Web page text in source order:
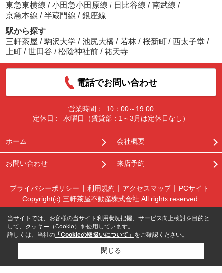
東急東横線 / 小田急小田原線 / 日比谷線 / 南武線 /
京急本線 / 半蔵門線 / 銀座線
駅から探す
三軒茶屋 / 駒沢大学 / 池尻大橋 / 若林 / 桜新町 / 西太子堂 /
上町 / 世田谷 / 松陰神社前 / 祐天寺
電話でお問い合わせ
営業時間：
10：00～19:00
定休日：
水曜日（賃貸部：1～3月は定休日なし）
ホーム 会社概要
お問い合わせ 来店予約
プライバシーポリシー 利用規約 アクセスマップ
PCサイト
Copyright(c) 三軒茶屋不動産株式会社 All rights reserved.
当サイトでは、お客様の当サイト利用状況把握、サービス向上検討を目的と
して、クッキー（Cookie）を使用しています。
詳しくは、当社の 「Cookieの取扱いについて」 をご確認ください。
閉じる